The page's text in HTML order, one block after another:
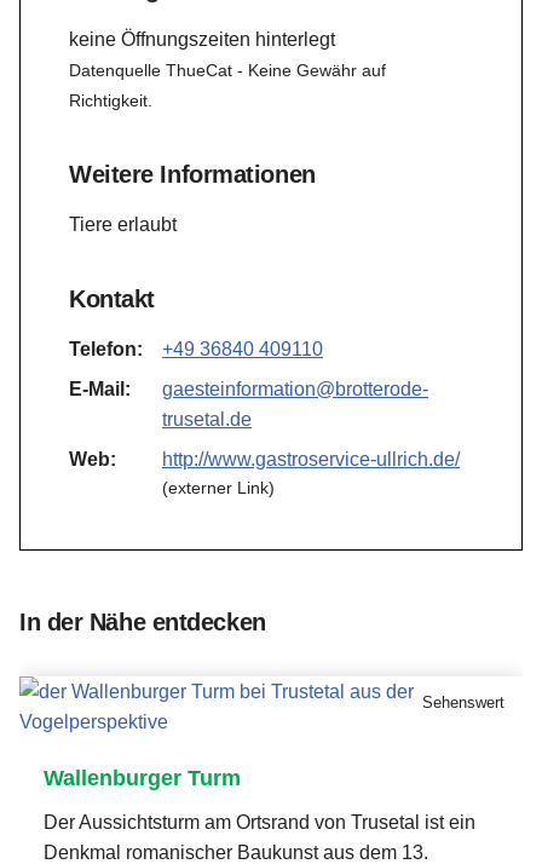
keine Öffnungszeiten hinterlegt
Datenquelle ThueCat - Keine Gewähr auf
Richtigkeit.
Weitere Informationen
Tiere erlaubt
Kontakt
Telefon:
+49 36840 409110
E-Mail:
gaesteinformation@brotterode-
trusetal.de
Web:
http://www.gastroservice-ullrich.de/
(externer Link)
In der Nähe entdecken
Sehenswert
Wallenburger Turm
Der Aussichtsturm am Ortsrand von Trusetal ist ein
Denkmal romanischer Baukunst aus dem 13.